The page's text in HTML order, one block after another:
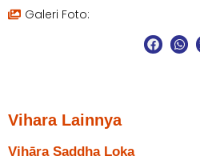
Galeri Foto:
Vihara Lainnya
Vihāra Saddha Loka